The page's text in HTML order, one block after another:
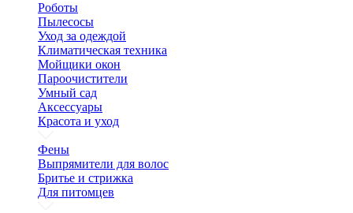
Роботы
Пылесосы
Уход за одеждой
Климатическая техника
Мойщики окон
Пароочистители
Умный сад
Аксессуары
Красота и уход
Фены
Выпрямители для волос
Бритье и стрижка
Для питомцев